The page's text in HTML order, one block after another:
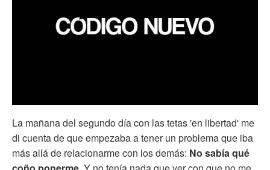
La mañana del segundo día con las tetas 'en libertad' me
di cuenta de que empezaba a tener un problema que iba
más allá de relacionarme con los demás: No sabía qué